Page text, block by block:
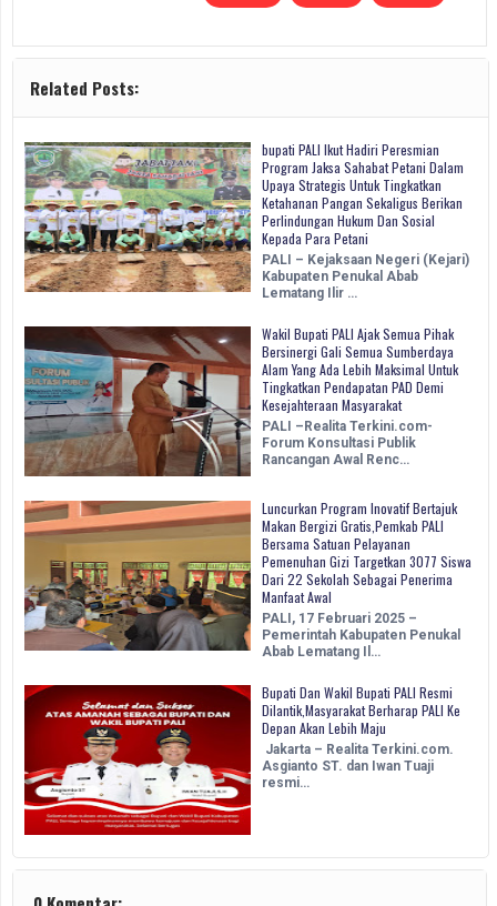
Related Posts:
bupati PALI Ikut Hadiri Peresmian
Program Jaksa Sahabat Petani Dalam
Upaya Strategis Untuk Tingkatkan
Ketahanan Pangan Sekaligus Berikan
Perlindungan Hukum Dan Sosial
Kepada Para Petani
PALI – Kejaksaan Negeri (Kejari)
Kabupaten Penukal Abab
Lematang Ilir …
Wakil Bupati PALI Ajak Semua Pihak
Bersinergi Gali Semua Sumberdaya
Alam Yang Ada Lebih Maksimal Untuk
Tingkatkan Pendapatan PAD Demi
Kesejahteraan Masyarakat
PALI –Realita Terkini.com-
Forum Konsultasi Publik
Rancangan Awal Renc…
Luncurkan Program Inovatif Bertajuk
Makan Bergizi Gratis,Pemkab PALI
Bersama Satuan Pelayanan
Pemenuhan Gizi Targetkan 3077 Siswa
Dari 22 Sekolah Sebagai Penerima
Manfaat Awal
PALI, 17 Februari 2025 –
Pemerintah Kabupaten Penukal
Abab Lematang Il…
Bupati Dan Wakil Bupati PALI Resmi
Dilantik,Masyarakat Berharap PALI Ke
Depan Akan Lebih Maju
Jakarta – Realita Terkini.com.
Asgianto ST. dan Iwan Tuaji
resmi…